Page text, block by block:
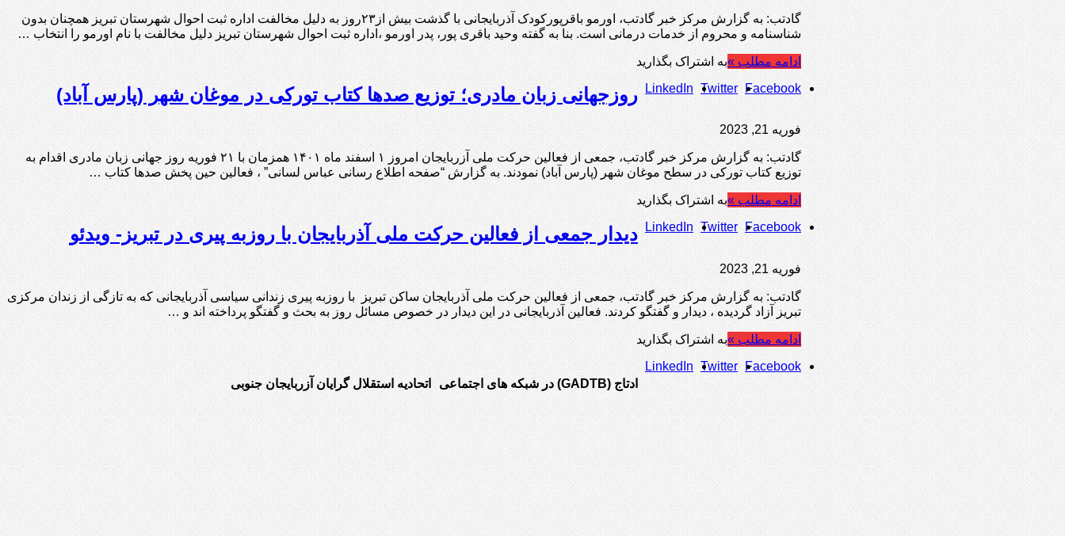
گادتب: به گزارش مرکز خبر گادتب، اورمو باقرپورکودک‌ آذربایجانی‌ با‌ گذشت‌ بیش‌ از۲۳روز‌ به‌ دلیل‌ مخالفت اداره ثبت احوال شهرستان تبریز همچنان‌ بدون‌
شناسنامه‌ ‌و‌ محروم‌ از خدمات‌ درمانی است. بنا به گفته وحید باقری پور، پدر اورمو ،اداره‌ ثبت‌ احوال‌ شهرستان تبریز دلیل‌ مخالفت‌ با‌ نام‌ اورمو را‌ انتخاب‌ …
ادامه مطلب »به اشتراک بگذارید
Facebook
Twitter
LinkedIn روزجهانی زبان مادری؛ توزیع صدها کتاب تورکی در موغان شهر (پارس آباد)
فوریه 21, 2023
گادتب: به گزارش مرکز خبر گادتب، جمعی از فعالین حرکت ملی‌ آزربایجان امروز ۱ اسفند ماه ۱۴۰۱ همزمان با ۲۱ فوریه روز جهانی زبان مادری اقدام به
توزیع کتاب تورکی در سطح موغان شهر (پارس آباد) نمودند. به گزارش “صفحه اطلاع رسانی عباس لسانی” ، فعالین حین پخش صدها کتاب …
ادامه مطلب »به اشتراک بگذارید
Facebook
Twitter
LinkedIn دیدار جمعی از فعالین حرکت ملی آذربایجان با روزبه پیری در تبریز- ویدئو
فوریه 21, 2023
گادتب: به گزارش مرکز خبر گادتب، جمعی از فعالین حرکت ملی آذربایجان ساکن تبریز با روزبه پیری زندانی سیاسی آذربایجانی که به تازگی از زندان مرکزی
تبریز آزاد گردیده ، دیدار و گفتگو کردند. فعالین آذربایجانی در این دیدار در خصوص مسائل روز به بحث و گفتگو پرداخته اند و …
ادامه مطلب »به اشتراک بگذارید
Facebook
Twitter
LinkedIn
ادتاج (GADTB) در شبکه های اجتماعی
اتحادیه استقلال گرایان آزربایجان جنوبی